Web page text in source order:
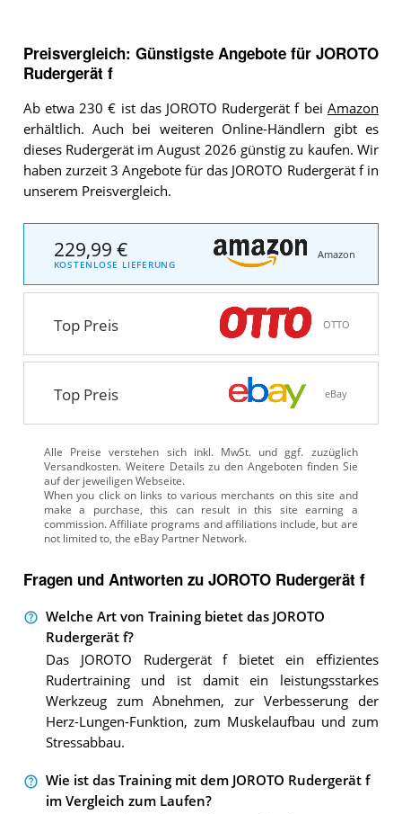
Preisvergleich: Günstigste Angebote für JOROTO
Rudergerät f
Ab etwa 230 € ist das JOROTO Rudergerät f bei Amazon
erhältlich. Auch bei weiteren Online-Händlern gibt es
dieses Rudergerät im August 2026 günstig zu kaufen. Wir
haben zurzeit 3 Angebote für das JOROTO Rudergerät f in
unserem Preisvergleich.
229,99 €
KOSTENLOSE LIEFERUNG
Amazon
Top Preis OTTO
Top Preis eBay
Alle Preise verstehen sich inkl. MwSt. und ggf. zuzüglich
Versandkosten. Weitere Details zu den Angeboten finden Sie
auf der jeweiligen Webseite.
Fragen und Antworten zu JOROTO Rudergerät f
Welche Art von Training bietet das JOROTO
Rudergerät f?
Das JOROTO Rudergerät f bietet ein effizientes
Rudertraining und ist damit ein leistungsstarkes
Werkzeug zum Abnehmen, zur Verbesserung der
Herz-Lungen-Funktion, zum Muskelaufbau und zum
Stressabbau.
Wie ist das Training mit dem JOROTO Rudergerät f
im Vergleich zum Laufen?